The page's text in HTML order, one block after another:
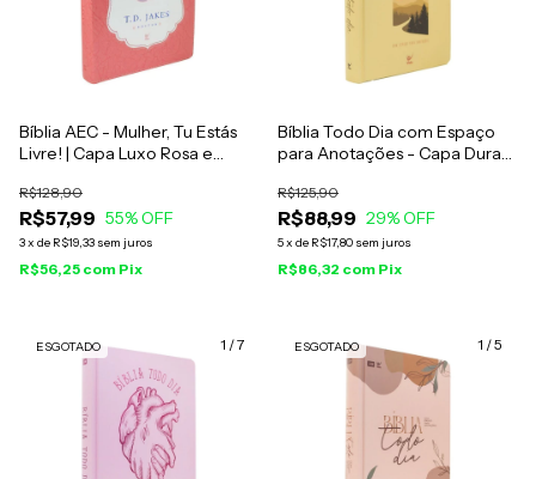
Bíblia AEC - Mulher, Tu Estás
Livre! | Capa Luxo Rosa e
R$57,99
R$128,90
55% OFF
3x de R$19,33 sem juros
R$56,25 com Pix
Bíblia Todo Dia com Espaço
para Anotações - Capa Dura
R$88,99
R$125,90
29% OFF
5x de R$17,80 sem juros
R$86,32 com Pix
1 /7
ESGOTADO 1 /5
ESGOTADO